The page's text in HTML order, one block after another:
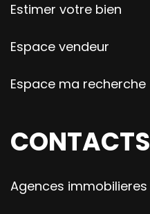
Estimer votre bien
Espace vendeur
Espace ma recherche
CONTACTS
Agences immobilieres